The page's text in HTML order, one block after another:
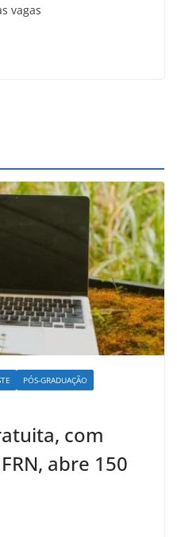
vagas
PÓS-GRADUAÇÃO
com
abre 150